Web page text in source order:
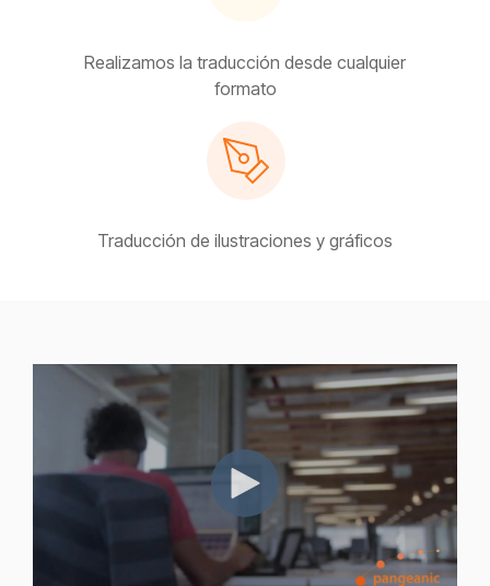
Realizamos la traducción desde cualquier
formato
Traducción de ilustraciones y gráficos